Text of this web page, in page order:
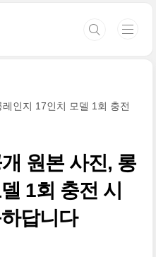
인지 17인치 모델 1회 충전
원본 사진, 롱
1회 충전 시
답니다